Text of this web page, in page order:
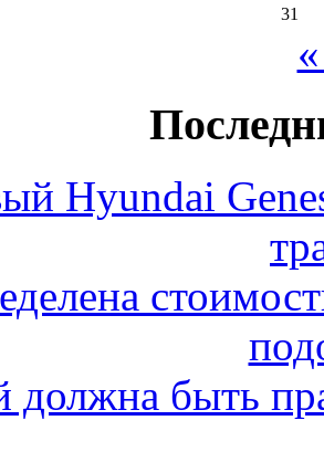
31
Hyundai
должна быть